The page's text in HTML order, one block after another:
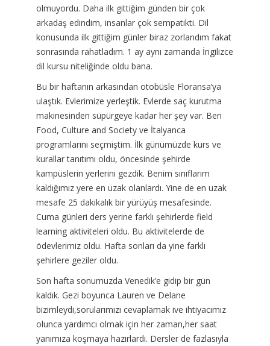
olmuyordu. Daha ilk gittiğim günden bir çok
arkadaş edindim, insanlar çok sempatikti. Dil
konusunda ilk gittiğim günler biraz zorlandım fakat
sonrasında rahatladım. 1 ay aynı zamanda İngilizce
dil kursu niteliğinde oldu bana.
Bu bir haftanın arkasından otobüsle Floransa’ya
ulaştık. Evlerimize yerleştik. Evlerde saç kurutma
makinesinden süpürgeye kadar her şey var. Ben
Food, Culture and Society ve İtalyanca
programlarını seçmiştim. İlk günümüzde kurs ve
kurallar tanıtımı oldu, öncesinde şehirde
kampüslerin yerlerini gezdik. Benim sınıflarım
kaldığımız yere en uzak olanlardı. Yine de en uzak
mesafe 25 dakikalık bir yürüyüş mesafesinde.
Cuma günleri ders yerine farklı şehirlerde field
learning aktiviteleri oldu. Bu aktivitelerde de
ödevlerimiz oldu. Hafta sonları da yine farklı
şehirlere geziler oldu.
Son hafta sonumuzda Venedik’e gidip bir gün
kaldık. Gezi boyunca Lauren ve Delane
bizimleydi,sorularımızı cevaplamak ive ihtiyacımız
olunca yardımcı olmak için her zaman,her saat
yanımıza koşmaya hazırlardı. Dersler de fazlasıyla